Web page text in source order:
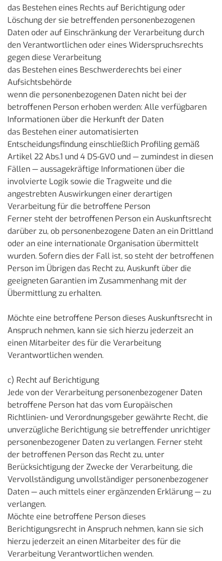
das Bestehen eines Rechts auf Berichtigung oder
Löschung der sie betreffenden personenbezogenen
Daten oder auf Einschränkung der Verarbeitung durch
den Verantwortlichen oder eines Widerspruchsrechts
gegen diese Verarbeitung
das Bestehen eines Beschwerderechts bei einer
Aufsichtsbehörde
wenn die personenbezogenen Daten nicht bei der
betroffenen Person erhoben werden: Alle verfügbaren
Informationen über die Herkunft der Daten
das Bestehen einer automatisierten
Entscheidungsfindung einschließlich Profiling gemäß
Artikel 22 Abs.1 und 4 DS-GVO und — zumindest in diesen
Fällen — aussagekräftige Informationen über die
involvierte Logik sowie die Tragweite und die
angestrebten Auswirkungen einer derartigen
Verarbeitung für die betroffene Person
Ferner steht der betroffenen Person ein Auskunftsrecht
darüber zu, ob personenbezogene Daten an ein Drittland
oder an eine internationale Organisation übermittelt
wurden. Sofern dies der Fall ist, so steht der betroffenen
Person im Übrigen das Recht zu, Auskunft über die
geeigneten Garantien im Zusammenhang mit der
Übermittlung zu erhalten.
Möchte eine betroffene Person dieses Auskunftsrecht in
Anspruch nehmen, kann sie sich hierzu jederzeit an
einen Mitarbeiter des für die Verarbeitung
Verantwortlichen wenden.
c) Recht auf Berichtigung
Jede von der Verarbeitung personenbezogener Daten
betroffene Person hat das vom Europäischen
Richtlinien- und Verordnungsgeber gewährte Recht, die
unverzügliche Berichtigung sie betreffender unrichtiger
personenbezogener Daten zu verlangen. Ferner steht
der betroffenen Person das Recht zu, unter
Berücksichtigung der Zwecke der Verarbeitung, die
Vervollständigung unvollständiger personenbezogener
Daten — auch mittels einer ergänzenden Erklärung — zu
verlangen.
Möchte eine betroffene Person dieses
Berichtigungsrecht in Anspruch nehmen, kann sie sich
hierzu jederzeit an einen Mitarbeiter des für die
Verarbeitung Verantwortlichen wenden.